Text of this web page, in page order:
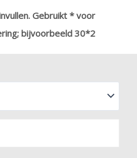
Gebruikt * voor
bijvoorbeeld 30*2